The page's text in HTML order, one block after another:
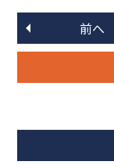
前へ